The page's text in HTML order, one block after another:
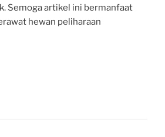
Semoga artikel ini bermanfaat
hewan peliharaan